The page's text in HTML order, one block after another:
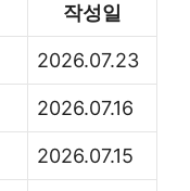
작성일
2026.07.23
2026.07.16
2026.07.15